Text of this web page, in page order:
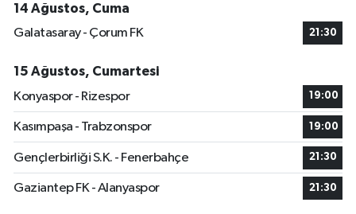
14 Ağustos, Cuma
Galatasaray - Çorum FK
21:30
15 Ağustos, Cumartesi
Konyaspor - Rizespor
19:00
Kasımpaşa - Trabzonspor 19:00
Gençlerbirliği S.K. - Fenerbahçe 21:30
Gaziantep FK - Alanyaspor 21:30